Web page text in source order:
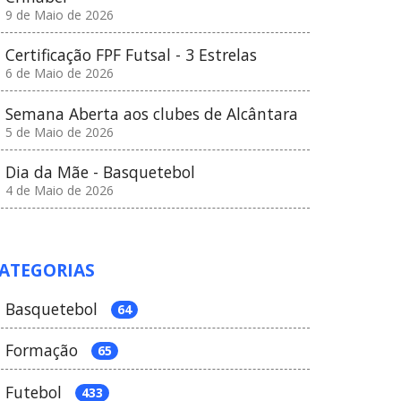
9 de Maio de 2026
Certificação FPF Futsal - 3 Estrelas
6 de Maio de 2026
Semana Aberta aos clubes de Alcântara
5 de Maio de 2026
Dia da Mãe - Basquetebol
4 de Maio de 2026
Basquetebol 64
Formação 65
Futebol 433